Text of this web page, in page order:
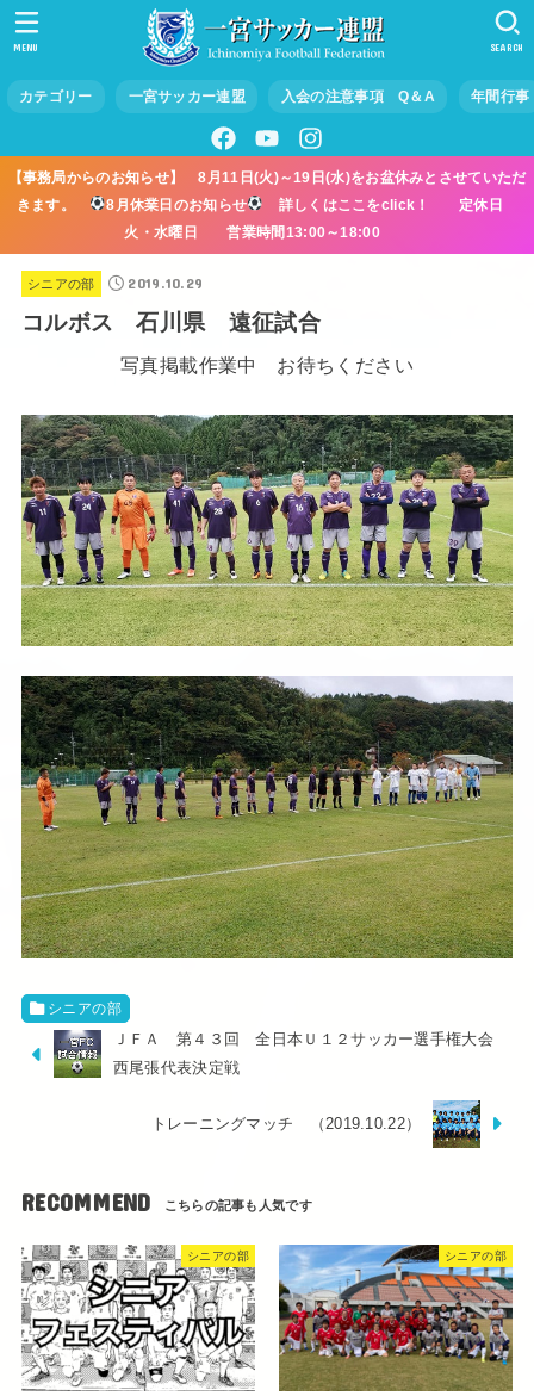
カテゴリー 一宮サッカー連盟 入会の注意事項 Q＆A 年間行事
SEARCH
MENU
【事務局からのお知らせ】 8月11日(火)～19日(水)をお盆休みとさせていただ
きます。
8月休業日のお知らせ
詳しくはここをclick！ 定休日
火・水曜日 営業時間13:00～18:00
シニアの部 2019.10.29
コルボス 石川県 遠征試合
写真掲載作業中 お待ちください
シニアの部
ＪＦＡ 第４３回 全日本Ｕ１２サッカー選手権大会
西尾張代表決定戦
トレーニングマッチ （2019.10.22）
RECOMMEND
シニアの部 シニアの部